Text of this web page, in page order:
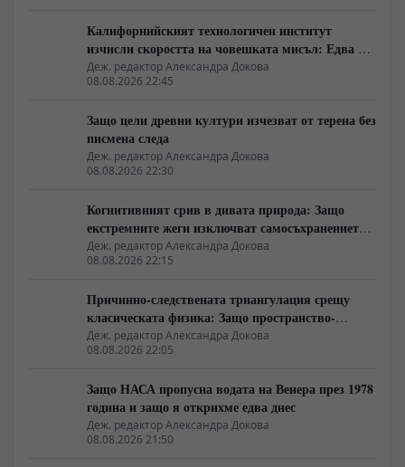
Калифорнийският технологичен институт
изчисли скоростта на човешката мисъл: Едва 10
бита в секунда
Деж. редактор Александра Докова
08.08.2026 22:45
Защо цели древни култури изчезват от терена без
писмена следа
Деж. редактор Александра Докова
08.08.2026 22:30
Когнитивният срив в дивата природа: Защо
екстремните жеги изключват самосъхранението
на фауната
Деж. редактор Александра Докова
08.08.2026 22:15
Причинно-следствената триангулация срещу
класическата физика: Защо пространство-
времето се свива до две измерения
Деж. редактор Александра Докова
08.08.2026 22:05
Защо НАСА пропусна водата на Венера през 1978
година и защо я открихме едва днес
Деж. редактор Александра Докова
08.08.2026 21:50